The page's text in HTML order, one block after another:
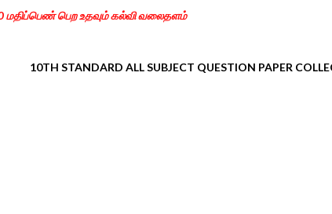
மதிப்பெண் பெற உதவும் கல்வி வலைதளம்
10TH STANDARD ALL SUBJECT QUESTION PAPER